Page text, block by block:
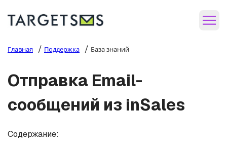
Главная / Поддержка / База знаний
Отправка Email-
сообщений из inSales
Содержание: